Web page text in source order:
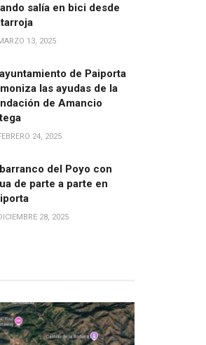
salía en bici desde
13, 2025
de Paiporta
las ayudas de la
de Amancio
24, 2025
del Poyo con
de parte a parte en
28, 2025